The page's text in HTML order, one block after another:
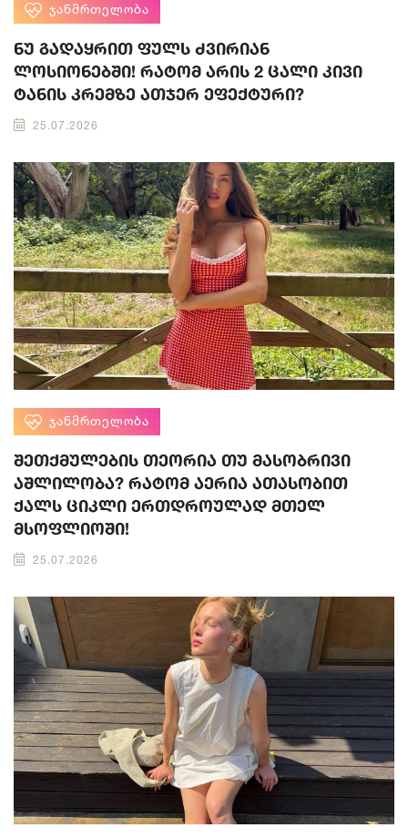
ᲯᲐᲜᲛᲠᲗᲔᲚᲝᲑᲐ
ნუ გადაყრით ფულს ძვირიან
ლოსიონებში! რატომ არის 2 ცალი კივი
ტანის კრემზე ათჯერ ეფექტური?
25.07.2026
ᲯᲐᲜᲛᲠᲗᲔᲚᲝᲑᲐ
შეთქმულების თეორია თუ მასობრივი
აშლილობა? რატომ აერია ათასობით
ქალს ციკლი ერთდროულად მთელ
მსოფლიოში!
25.07.2026